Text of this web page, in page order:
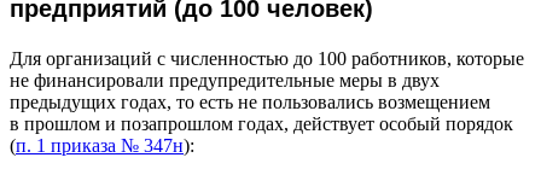
предприятий (до 100 человек)
Для организаций с численностью до 100 работников, которые
не финансировали предупредительные меры в двух
предыдущих годах, то есть не пользовались возмещением
в прошлом и позапрошлом годах, действует особый порядок
(п. 1 приказа № 347н):